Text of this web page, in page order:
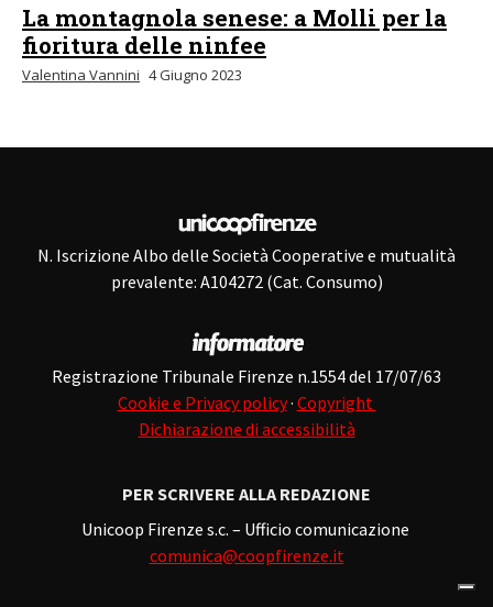
La montagnola senese: a Molli per la
fioritura delle ninfee
Valentina Vannini 4 Giugno 2023
N. Iscrizione Albo delle Società Cooperative e mutualità
prevalente: A104272 (Cat. Consumo)
Registrazione Tribunale Firenze n.1554 del 17/07/63
Cookie e Privacy policy· Copyright
Dichiarazione di accessibilità
PER SCRIVERE ALLA REDAZIONE
Unicoop Firenze s.c. – Ufficio comunicazione
comunica@coopfirenze.it